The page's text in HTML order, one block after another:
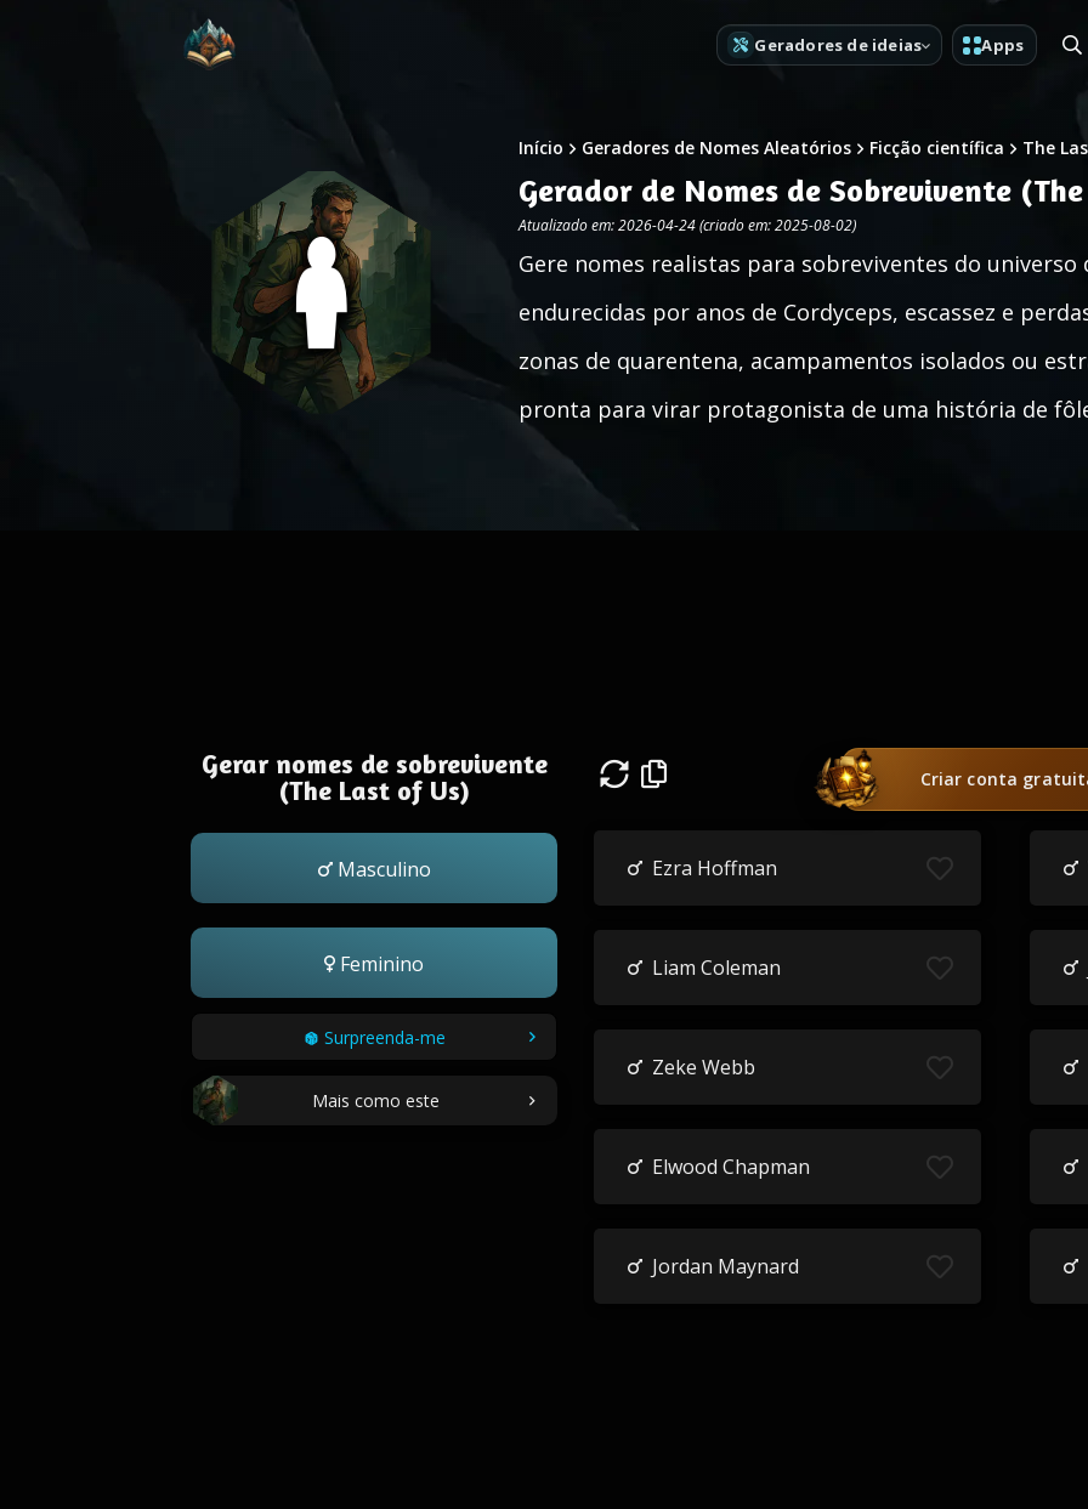
Geradores de ideias Apps
Início Geradores de Nomes Aleatórios Ficção científica The
Gerador de Nomes de Sobrevivente
Atualizado em: 2026-04-24 (criado em: 2025-08-02)
Gere nomes realistas para sobreviventes do universo
endurecidas por anos de Cordyceps, escassez e
zonas de quarentena, acampamentos isolados ou
pronta para virar protagonista de uma história de
Gerar nomes de sobrevivente
(The Last of Us)
Masculino
Feminino
Surpreenda-me
Mais como este
Criar conta
Ezra Hoffman
Liam Coleman
Zeke Webb
Elwood Chapman
Jordan Maynard